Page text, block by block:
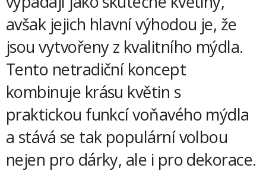
avšak jejich hlavní výhodou je, že
jsou vytvořeny z kvalitního mýdla.
Tento netradiční koncept
kombinuje krásu květin s
praktickou funkcí voňavého mýdla
a stává se tak populární volbou
nejen pro dárky, ale i pro dekorace.